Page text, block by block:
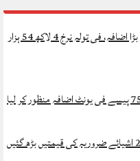
سونے کی قیمت میں مسلسل تیسرے روز بھی بڑا اضافہ، فی تولہ نرخ 4 لاکھ 54 ہزار